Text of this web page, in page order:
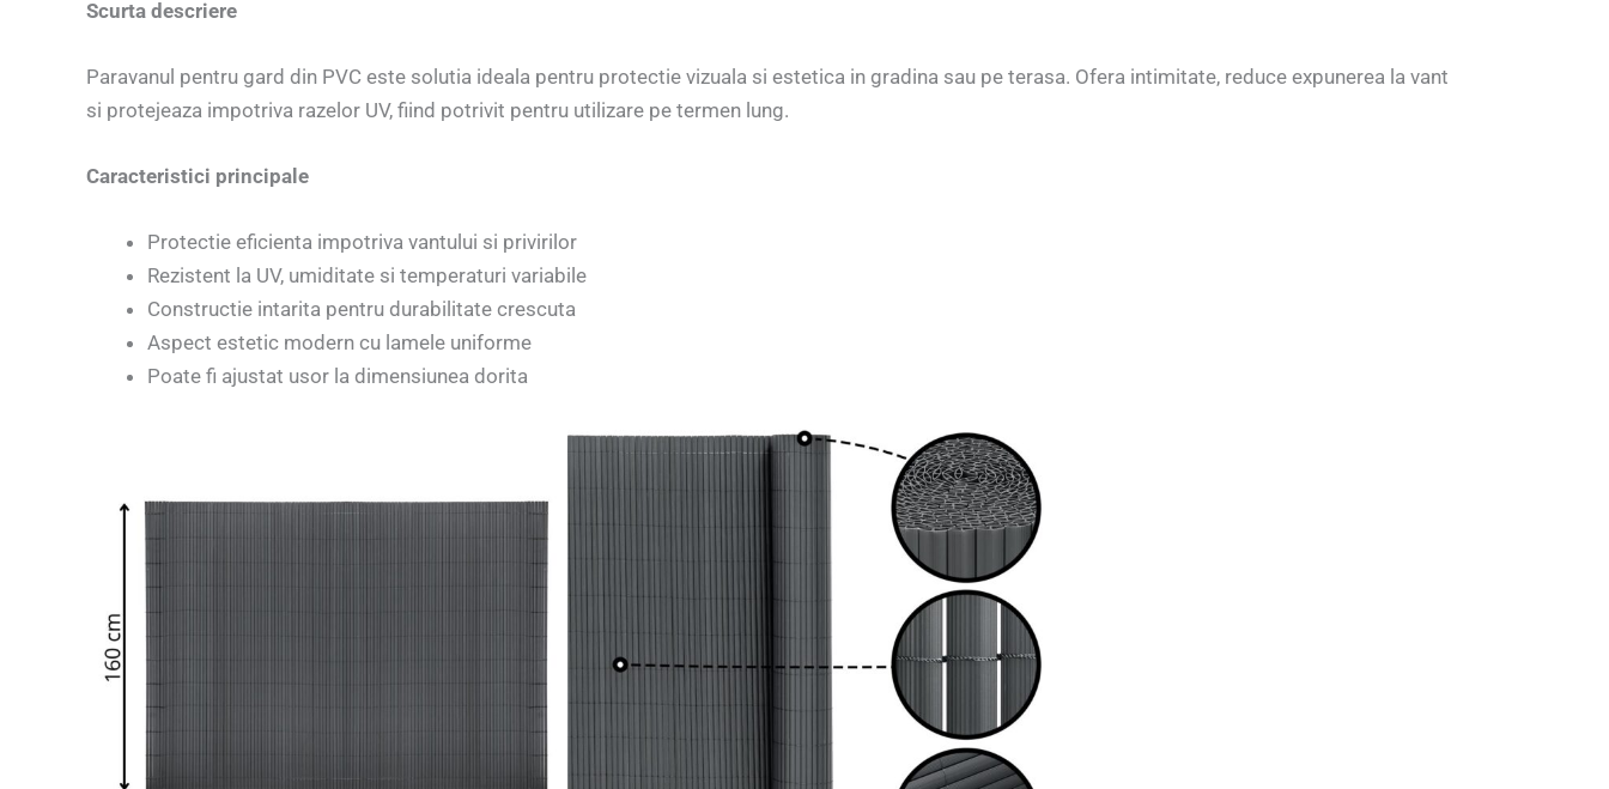
Scurta descriere
Paravanul pentru gard din PVC este solutia ideala pentru protectie vizuala si estetica in gradina sau pe terasa. Ofera intimitate, reduce expunerea la vant
si protejeaza impotriva razelor UV, fiind potrivit pentru utilizare pe termen lung.
Caracteristici principale
Protectie eficienta impotriva vantului si privirilor
Rezistent la UV, umiditate si temperaturi variabile
Constructie intarita pentru durabilitate crescuta
Aspect estetic modern cu lamele uniforme
Poate fi ajustat usor la dimensiunea dorita